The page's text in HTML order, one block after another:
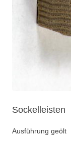
Sockelleisten
Ausführung geölt